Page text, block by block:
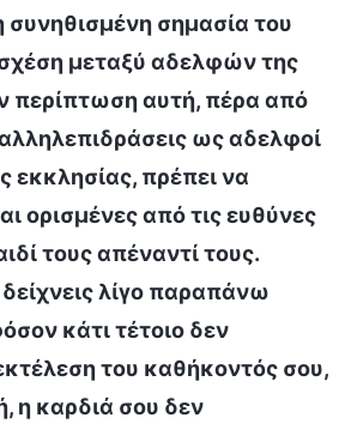
συνηθισμένη σημασία του
σχέση μεταξύ αδελφών της
περίπτωση αυτή, πέρα από
ως αδελφοί
εκκλησίας, πρέπει να
ορισμένες από τις ευθύνες
τους απέναντί τους.
λίγο παραπάνω
κάτι τέτοιο δεν
του καθήκοντός σου,
η καρδιά σου δεν